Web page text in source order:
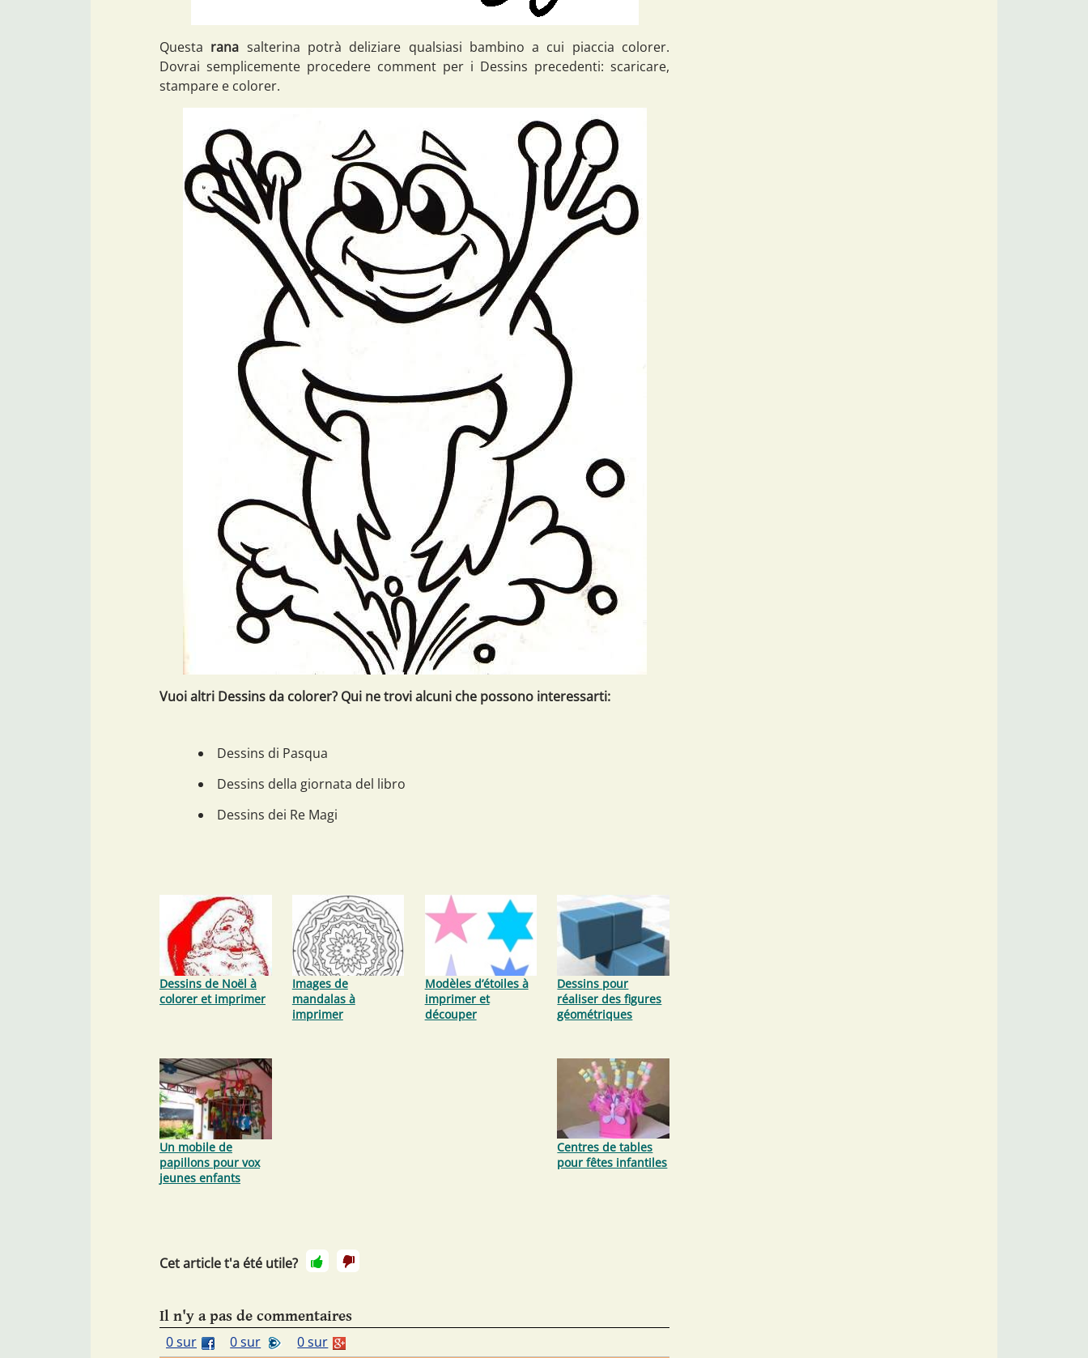
Questa rana salterina potrà deliziare qualsiasi bambino a cui piaccia colorer.
Dovrai semplicemente procedere comment per i Dessins precedenti: scaricare,
stampare e colorer.
Vuoi altri Dessins da colorer? Qui ne trovi alcuni che possono interessarti:
Dessins di Pasqua
Dessins della giornata del libro
Dessins dei Re Magi
Dessins de Noël à
colorer et imprimer
Images de
mandalas à
imprimer
Modèles d’étoiles à
imprimer et
découper
Dessins pour
réaliser des figures
géométriques
Un mobile de
papillons pour vox
jeunes enfants
Centres de tables
pour fêtes infantiles
Cet article t'a été utile?
Il n'y a pas de commentaires
0 sur
0 sur 0 sur